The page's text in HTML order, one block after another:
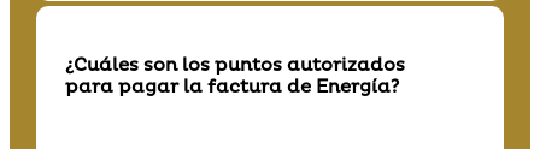
¿Cuáles son los puntos autorizados
para pagar la factura de Energía?